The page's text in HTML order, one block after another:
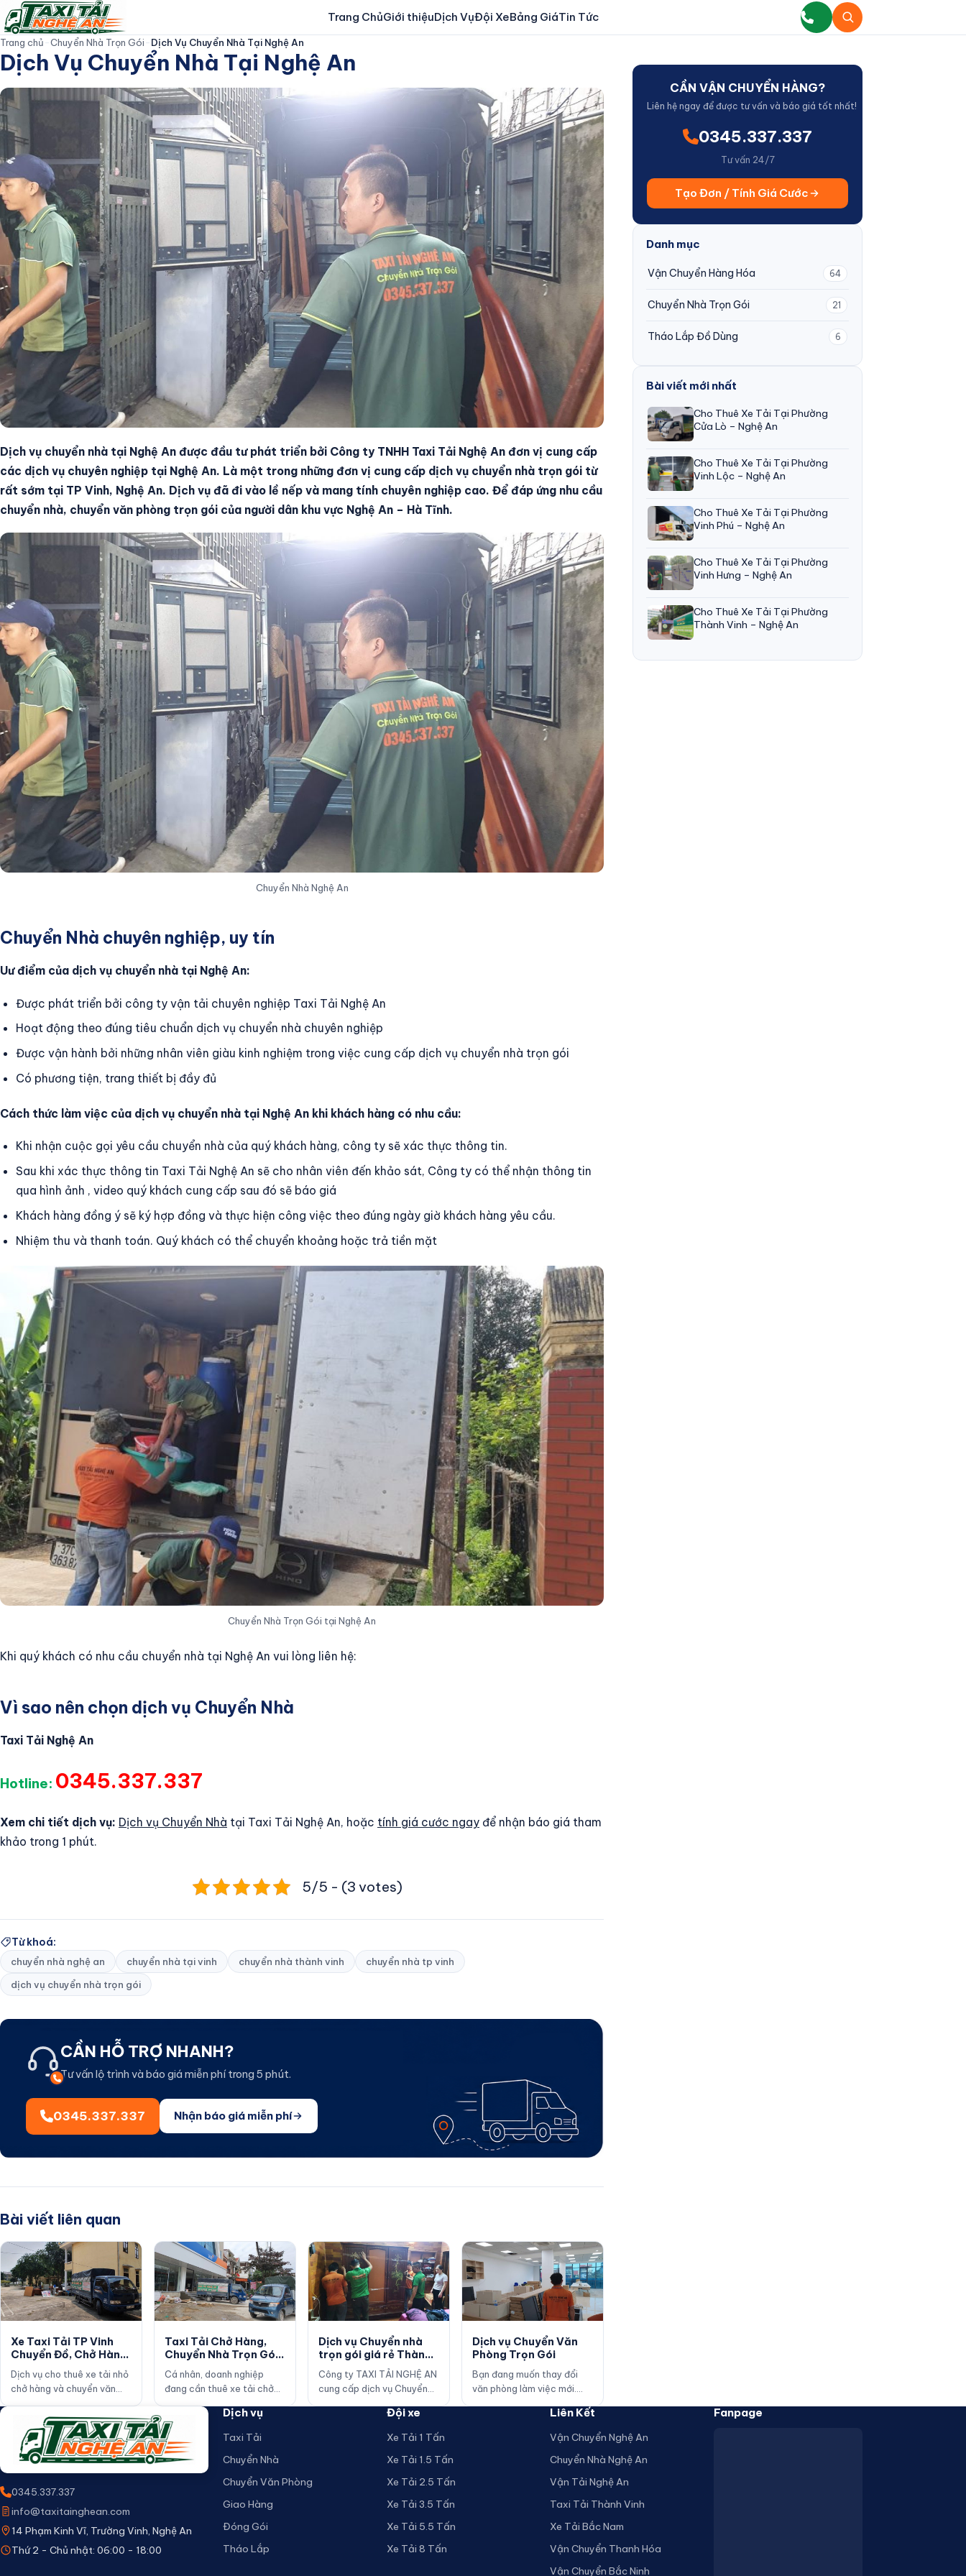
Trang ChủGiới thiệuDịch VụĐội XeBảng GiáTin Tức
TAXI TẢI NGHỆ AN
Giới thiệu
Dịch Vụ
Đội Xe
Bảng Giá
Tin Tức
Tìm kiếm
Trang chủ-Chuyển Nhà Trọn Gói-Dịch Vụ Chuyển Nhà Tại Nghệ An
Dịch Vụ Chuyển Nhà Tại Nghệ An
Dịch vụ chuyển nhà tại Nghệ An được đầu tư phát triển bởi Công ty TNHH Taxi Tải Nghệ An đơn vị cung cấp
các dịch vụ chuyên nghiệp tại Nghệ An. Là một trong những đơn vị cung cấp dịch vụ chuyển nhà trọn gói từ
rất sớm tại TP Vinh, Nghệ An. Dịch vụ đã đi vào lề nếp và mang tính chuyên nghiệp cao. Để đáp ứng nhu cầu
chuyển nhà, chuyển văn phòng trọn gói của người dân khu vực Nghệ An – Hà Tĩnh.
Chuyển Nhà Nghệ An
Chuyển Nhà chuyên nghiệp, uy tín
Uư điểm của dịch vụ chuyển nhà tại Nghệ An:
Được phát triển bởi công ty vận tải chuyên nghiệp Taxi Tải Nghệ An
Hoạt động theo đúng tiêu chuẩn dịch vụ chuyển nhà chuyên nghiệp
Được vận hành bởi những nhân viên giàu kinh nghiệm trong việc cung cấp dịch vụ chuyển nhà trọn gói
Có phương tiện, trang thiết bị đầy đủ
Cách thức làm việc của dịch vụ chuyển nhà tại Nghệ An khi khách hàng có nhu cầu:
Khi nhận cuộc gọi yêu cầu chuyển nhà của quý khách hàng, công ty sẽ xác thực thông tin.
Sau khi xác thực thông tin Taxi Tải Nghệ An sẽ cho nhân viên đến khảo sát, Công ty có thể nhận thông tin
qua hình ảnh , video quý khách cung cấp sau đó sẽ báo giá
Khách hàng đồng ý sẽ ký hợp đồng và thực hiện công việc theo đúng ngày giờ khách hàng yêu cầu.
Nhiệm thu và thanh toán. Quý khách có thể chuyển khoảng hoặc trả tiền mặt
Chuyển Nhà Trọn Gói tại Nghệ An
Khi quý khách có nhu cầu chuyển nhà tại Nghệ An vui lòng liên hệ:
Vì sao nên chọn dịch vụ Chuyển Nhà
Taxi Tải Nghệ An
Hotline: 0345.337.337
Xem chi tiết dịch vụ: Dịch vụ Chuyển Nhà tại Taxi Tải Nghệ An, hoặc tính giá cước ngay để nhận báo giá tham
khảo trong 1 phút.
5/5 - (3 votes)
Từ khoá:
chuyển nhà nghệ an chuyển nhà tại vinh chuyển nhà thành vinh
chuyển nhà tp vinh
dịch vụ chuyển nhà trọn gói
CẦN HỖ TRỢ NHANH?
Tư vấn lộ trình và báo giá miễn phí trong 5 phút.
0345.337.337 Nhận báo giá miễn phí
Bài viết liên quan
Xe Taxi Tải TP Vinh
Chuyển Đồ, Chở Hàng
Giá Tốt
Dịch vụ cho thuê xe tải nhỏ
chở hàng và chuyển văn
Công ty Taxi Tải Nghệ A…
Taxi Tải Chở Hàng,
Chuyển Nhà Trọn Gói
Tại Vinh, Nghệ An
Cá nhân, doanh nghiệp
đang cần thuê xe tải chở
tại TP Vinh – Nghệ An Gọi
N…
Dịch vụ Chuyển nhà
trọn gói giá rẻ Thành
Vinh, Nghệ An
Công ty TAXI TẢI NGHỆ AN
cung cấp dịch vụ Chuyển
Vinh, Nghệ An, với đội n…
Dịch vụ Chuyển Văn
Phòng Trọn Gói
Bạn đang muốn thay đổi
văn phòng làm việc mới.
phòng lý do công tác, làm…
CẦN VẬN CHUYỂN HÀNG?
Liên hệ ngay để được tư vấn và báo giá tốt nhất!
0345.337.337
Tư vấn 24/7
Tạo Đơn / Tính Giá Cước
Danh mục
Vận Chuyển Hàng Hóa 64
Chuyển Nhà Trọn Gói 21
Tháo Lắp Đồ Dùng 6
Bài viết mới nhất
Cho Thuê Xe Tải Tại Phường
Cửa Lò – Nghệ An
Cho Thuê Xe Tải Tại Phường
Vinh Lộc – Nghệ An
Cho Thuê Xe Tải Tại Phường
Vinh Phú – Nghệ An
Cho Thuê Xe Tải Tại Phường
Vinh Hưng – Nghệ An
Cho Thuê Xe Tải Tại Phường
Thành Vinh – Nghệ An
0345.337.337
info@taxitainghean.com
14 Phạm Kinh Vĩ, Trường Vinh, Nghệ An
Thứ 2 - Chủ nhật: 06:00 - 18:00
Dịch vụ
Taxi Tải
Chuyển Nhà
Chuyển Văn Phòng
Giao Hàng
Đóng Gói
Tháo Lắp
Đội xe
Xe Tải 1 Tấn
Xe Tải 1.5 Tấn
Xe Tải 2.5 Tấn
Xe Tải 3.5 Tấn
Xe Tải 5.5 Tấn
Xe Tải 8 Tấn
Liên Kết
Vận Chuyển Nghệ An
Chuyển Nhà Nghệ An
Vận Tải Nghệ An
Taxi Tải Thành Vinh
Xe Tải Bắc Nam
Vận Chuyển Thanh Hóa
Vận Chuyển Bắc Ninh
Fanpage